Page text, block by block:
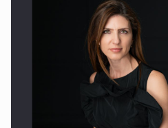
Hard Enduro Piatra Craiului